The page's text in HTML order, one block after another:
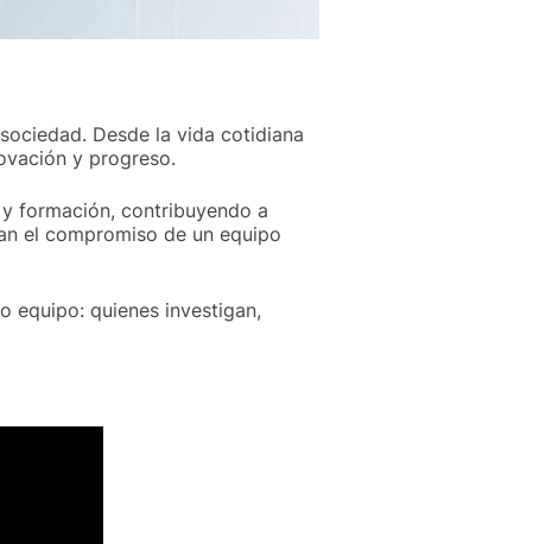
Desde la vida cotidiana
y progreso.
formación, contribuyendo a
el compromiso de un equipo
equipo: quienes investigan,